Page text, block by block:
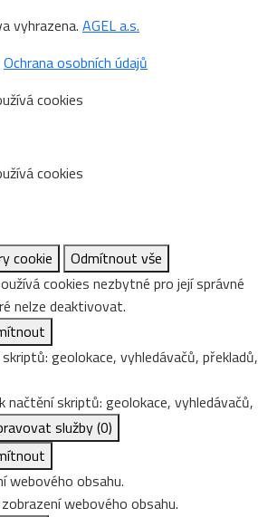
vyhrazena. AGEL a.s.
Ochrana osobních údajů
cookies
cookies
cookie
Odmítnout vše
cookies nezbytné pro její správné
nelze deaktivovat.
geolokace, vyhledávačů, překladů,
načtění skriptů: geolokace, vyhledávačů,
služby(0)
webového obsahu.
webového obsahu.